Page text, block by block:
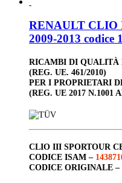
RENAULT CLIO
2009-2013 codice
RICAMBI DI QUALITÀ
(REG. UE. 461/2010)
PER I PROPRIETARI
(REG. UE 2017 N.1001
CLIO III SPORTOUR
CODICE ISAM –
CODICE ORIGINALE –